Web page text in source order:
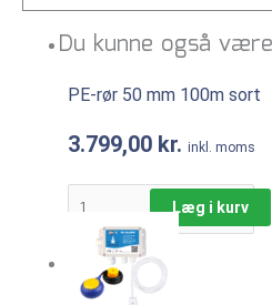
Du kunne også
PE-rør 50 mm 100m sort
3.799,00 kr. inkl. moms
Læg i kurv